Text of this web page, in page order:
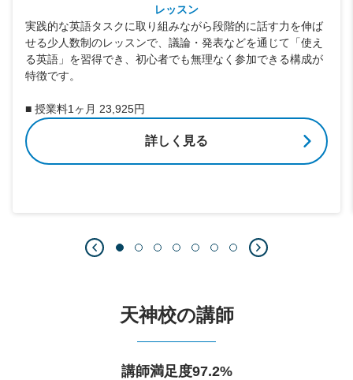
レッスン
実践的な英語タスクに取り組みながら段階的に話す力を伸ば
せる少人数制のレッスンで、議論・発表などを通じて「使え
る英語」を習得でき、初心者でも無理なく参加できる構成が
特徴です。
■ 授業料1ヶ月 23,925円
詳しく見る
天神校の講師
講師満足度97.2%